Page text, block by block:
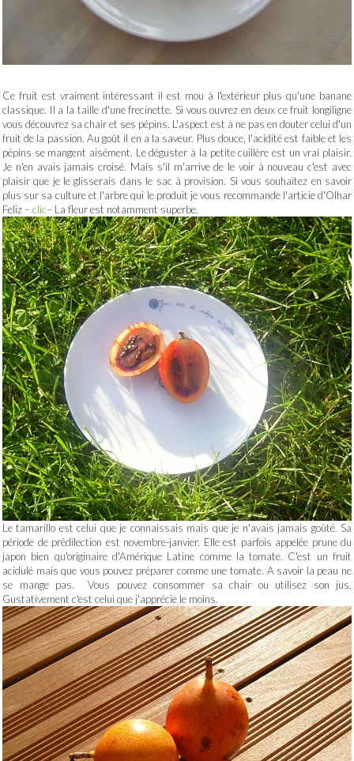
Ce fruit est vraiment intéressant il est mou à l'extérieur plus qu'une banane
classique. Il a la taille d'une frecinette. Si vous ouvrez en deux ce fruit longiligne
vous découvrez sa chair et ses pépins. L'aspect est à ne pas en douter celui d'un
fruit de la passion. Au goût il en a la saveur. Plus douce, l'acidité est faible et les
pépins se mangent aisément. Le déguster à la petite cuillère est un vrai plaisir.
Je n'en avais jamais croisé. Mais s'il m'arrive de le voir à nouveau c'est avec
plaisir que je le glisserais dans le sac à provision. Si vous souhaitez en savoir
plus sur sa culture et l'arbre qui le produit je vous recommande l'articie d'Olhar
Feliz – clic– La fleur est notamment superbe.
Le tamarillo est celui que je connaissais mais que je n'avais jamais goûté. Sa
période de prédilection est novembre-janvier. Elle est parfois appelée prune du
japon bien qu'originaire d'Amérique Latine comme la tomate. C'est un fruit
acidulé mais que vous pouvez préparer comme une tomate. A savoir la peau ne
se mange pas. Vous pouvez consommer sa chair ou utilisez son jus.
Gustativement c'est celui que j'apprécie le moins.